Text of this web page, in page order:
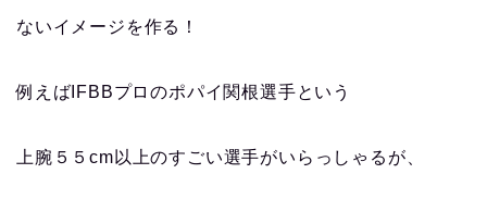
ないイメージを作る！
例えばIFBBプロのポパイ関根選手という
上腕５５cm以上のすごい選手がいらっしゃるが、